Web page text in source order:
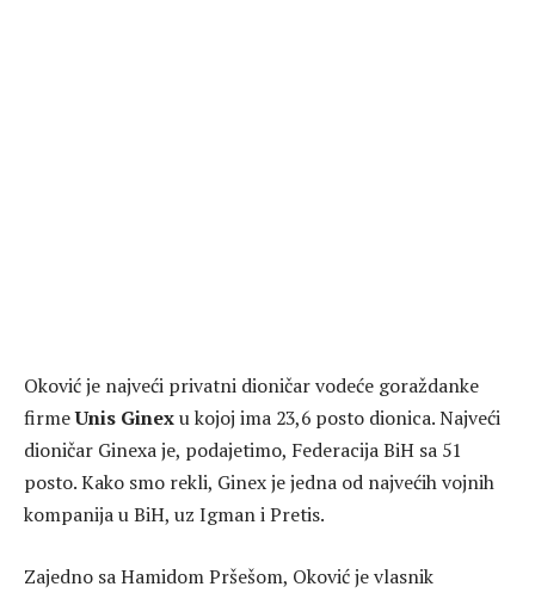
Oković je najveći privatni dioničar vodeće goraždanke
firmeUnis Ginexu kojoj ima 23,6 posto dionica. Najveći
dioničar Ginexa je, podajetimo, Federacija BiH sa 51
posto. Kako smo rekli, Ginex je jedna od najvećih vojnih
kompanija u BiH, uz Igman i Pretis.
Zajedno sa Hamidom Pršešom, Oković je vlasnik